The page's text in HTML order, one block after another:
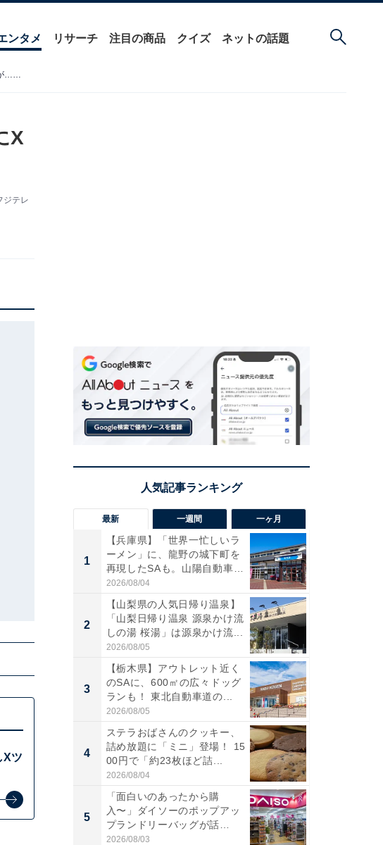
ンタメ リサーチ 注目の商品 クイズ ネットの話題
『わたしの宝物』“美羽”の不倫を責める“莉紗”の暴走にX激怒「お門違いすぎない？」「そもそもお前が……」
X
ジテレ
Xツ
最新 一週間 一ヶ月
1
【兵庫県】「世界一忙しいラ
ーメン」に、龍野の城下町を
再現したSAも。山陽自動車
道...
2026/08/04
2
【山梨県の人気日帰り温泉】
「山梨日帰り温泉 源泉かけ流
しの湯 桜湯」は源泉かけ流...
2026/08/05
3
【栃木県】アウトレット近く
のSAに、600㎡の広々ドッグ
ランも！ 東北自動車道の...
2026/08/05
4
ステラおばさんのクッキー、
詰め放題に「ミニ」登場！ 15
00円で「約23枚ほど詰...
2026/08/04
5
「面白いのあったから購
入〜」ダイソーのポップアッ
プランドリーバッグが話
題。“さま...
2026/08/03